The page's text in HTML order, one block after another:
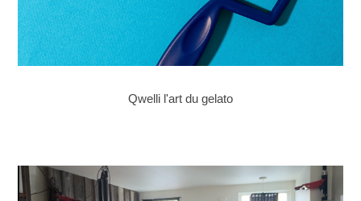
Qwelli l'art du gelato